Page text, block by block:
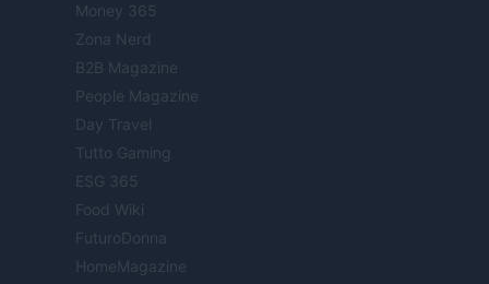
Money 365
Zona Nerd
B2B Magazine
People Magazine
Day Travel
Tutto Gaming
ESG 365
Food Wiki
FuturoDonna
HomeMagazine